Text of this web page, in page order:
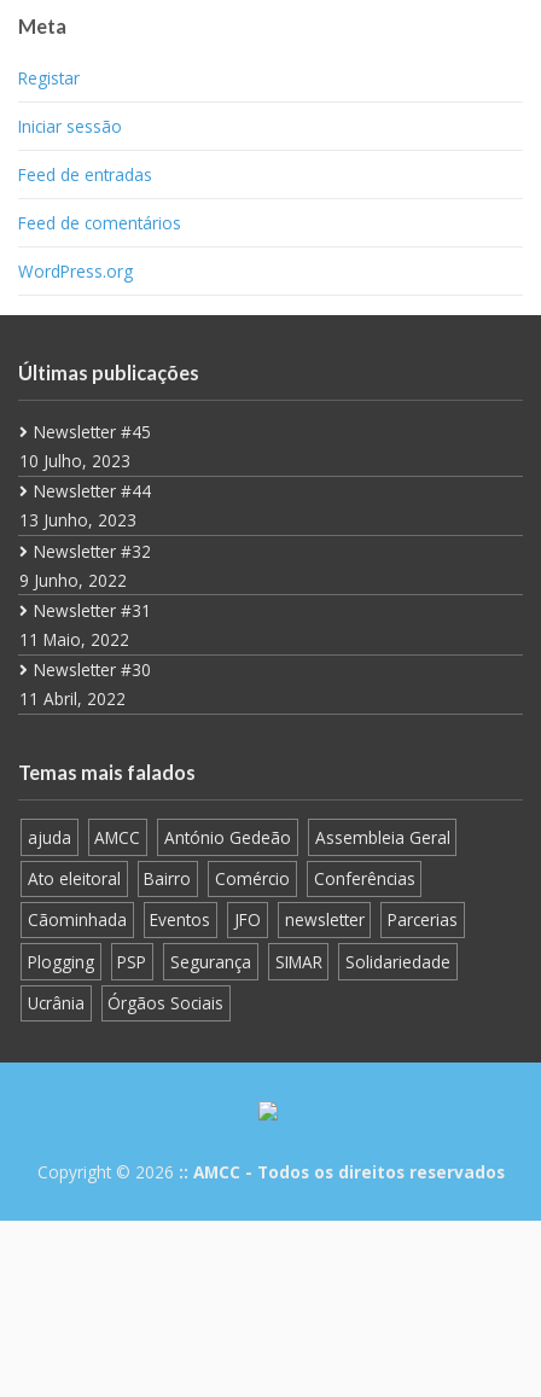
Meta
Registar
Iniciar sessão
Feed de entradas
Feed de comentários
WordPress.org
Últimas publicações
Newsletter #45
10 Julho, 2023
Newsletter #44
13 Junho, 2023
Newsletter #32
9 Junho, 2022
Newsletter #31
11 Maio, 2022
Newsletter #30
11 Abril, 2022
Temas mais falados
ajuda AMCC António Gedeão
Assembleia Geral
Ato eleitoral
Bairro Comércio
Conferências
Cãominhada
Eventos JFO newsletter
Parcerias
Plogging
PSP Segurança SIMAR
Solidariedade
Ucrânia
Órgãos Sociais
Copyright © 2026 :: AMCC - Todos os direitos reservados